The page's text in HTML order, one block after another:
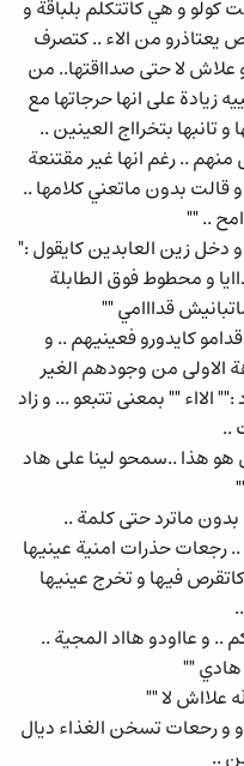
و هي كاتتكلم بلباقة و
يعتاذرو من الاء .. كتصرف
علاش لا حتى صدااقتها.. من
زيادة على انها حرجاتها مع
تانبها بتخرااج العينين ..
منهم .. رغم انها غير مقتنعة
قالت بدون ماتعني كلامها ..
.. ""
دخل زين العابدين كايقول :"
و محطوط فوق الطابلة
قدااامي ""
كايدورو فعينيهم .. و
الاولى من وجودهم الغير
الااء "" بمعنى تتبعو ... و زاد
..
هذا ..سمحو لينا على هاد
ماترد حتى كلمة ..
و امنية .. رجعات حذرات امنية عينيها
فيها و تخرج عينيها
.. و عااودو هااد المجية ..
""
علااش لا ""
و رحعات تسخن الغذاء ديال
..